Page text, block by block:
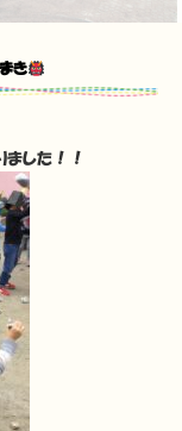
き
ました！！